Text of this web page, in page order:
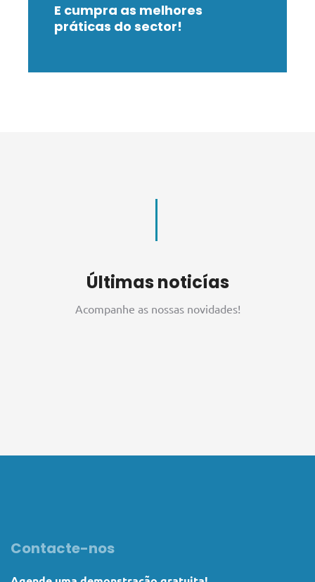
E cumpra as melhores
práticas do sector!
Últimas noticías
Acompanhe as nossas novidades!
Contacte-nos